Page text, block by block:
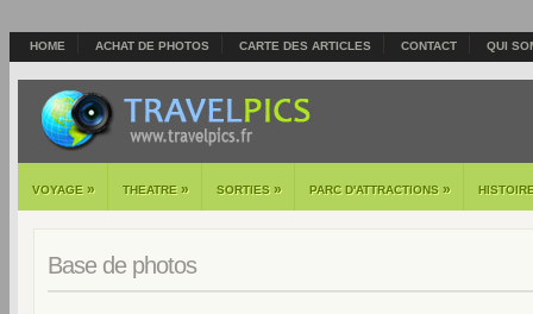
HOME ACHAT DE PHOTOS CARTE DES ARTICLES CONTACT QUI
VOYAGE » THEATRE » SORTIES » PARC D'ATTRACTIONS »
Base de photos